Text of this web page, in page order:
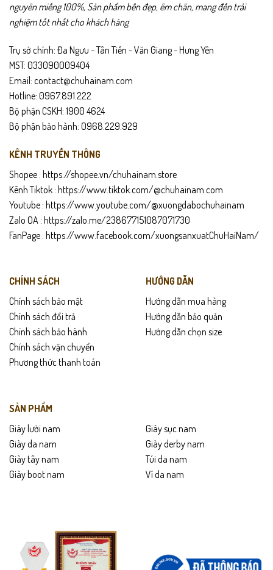
nguyên miếng 100%, Sản phẩm bền đẹp, êm chân, mang đến trải
nghiệm tốt nhất cho khách hàng
Trụ sở chính: Đa Ngưu - Tân Tiến - Văn Giang - Hưng Yên
MST: 033090009404
Email: contact@chuhainam.com
Hotline: 0967.891.222
Bộ phận CSKH: 1900 4624
Bộ phận bảo hành: 0968.229.929
KÊNH TRUYỀN THÔNG
Shopee : https://shopee.vn/chuhainam.store
Kênh Tiktok : https://www.tiktok.com/@chuhainam.com
Youtube : https://www.youtube.com/@xuongdabochuhainam
Zalo OA : https://zalo.me/238677151087071730
FanPage : https://www.facebook.com/xuongsanxuatChuHaiNam/
CHÍNH SÁCH
Chính sách bảo mật
Chính sách đổi trả
Chính sách bảo hành
Chính sách vận chuyển
Phương thức thanh toán
HƯỚNG DẪN
Hướng dẫn mua hàng
Hướng dẫn bảo quản
Hướng dẫn chọn size
SẢN PHẨM
Giày lười nam
Giày da nam
Giày tây nam
Giày boot nam
Giày sục nam
Giày derby nam
Túi da nam
Ví da nam